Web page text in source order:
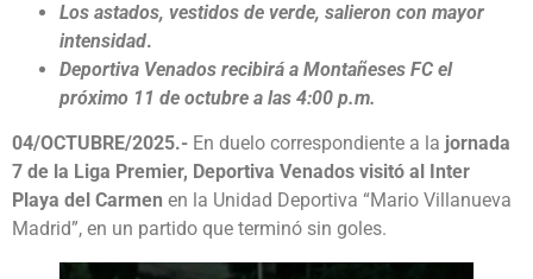
Los astados, vestidos de verde, salieron con mayor
intensidad.
Deportiva Venados recibirá a Montañeses FC el
próximo 11 de octubre a las 4:00 p.m.
04/OCTUBRE/2025.- En duelo correspondiente a la jornada
7 de la Liga Premier, Deportiva Venados visitó al Inter
Playa del Carmen en la Unidad Deportiva “Mario Villanueva
Madrid”, en un partido que terminó sin goles.